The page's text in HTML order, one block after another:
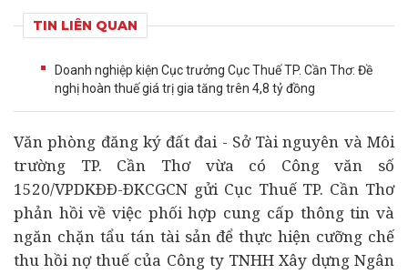
TIN LIÊN QUAN
Doanh nghiệp kiện Cục trưởng Cục Thuế TP. Cần Thơ: Đề
nghị hoàn thuế giá trị gia tăng trên 4,8 tỷ đồng
Văn phòng đăng ký đất đai - Sở Tài nguyên và Môi
trường TP. Cần Thơ vừa có Công văn số
1520/VPDKÐÐ-ÐKCGCN gửi Cục Thuế TP. Cần Thơ
phản hồi về việc phối hợp cung cấp thông tin và
ngăn chặn tẩu tán tài sản để thực hiện cưỡng chế
thu hồi nợ thuế của Công ty TNHH Xây dựng Ngân